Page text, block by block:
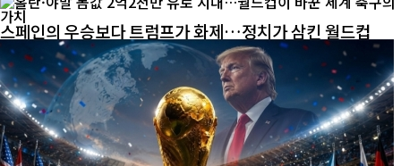
스페인의 우승보다 트럼프가 화제…정치가 삼킨 월드컵